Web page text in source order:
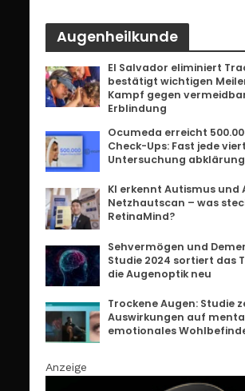
Augenheilkunde
El Salvador eliminiert
bestätigt wichtigen
Kampf gegen
Erblindung
Ocumeda erreicht
Check-Ups: Fast jede
Untersuchung
KI erkennt Autismus und
Netzhautscan – was
RetinaMind?
Sehvermögen und
Studie 2024 sortiert das
die Augenoptik neu
Trockene Augen: Studie
Auswirkungen auf
emotionales
Anzeige